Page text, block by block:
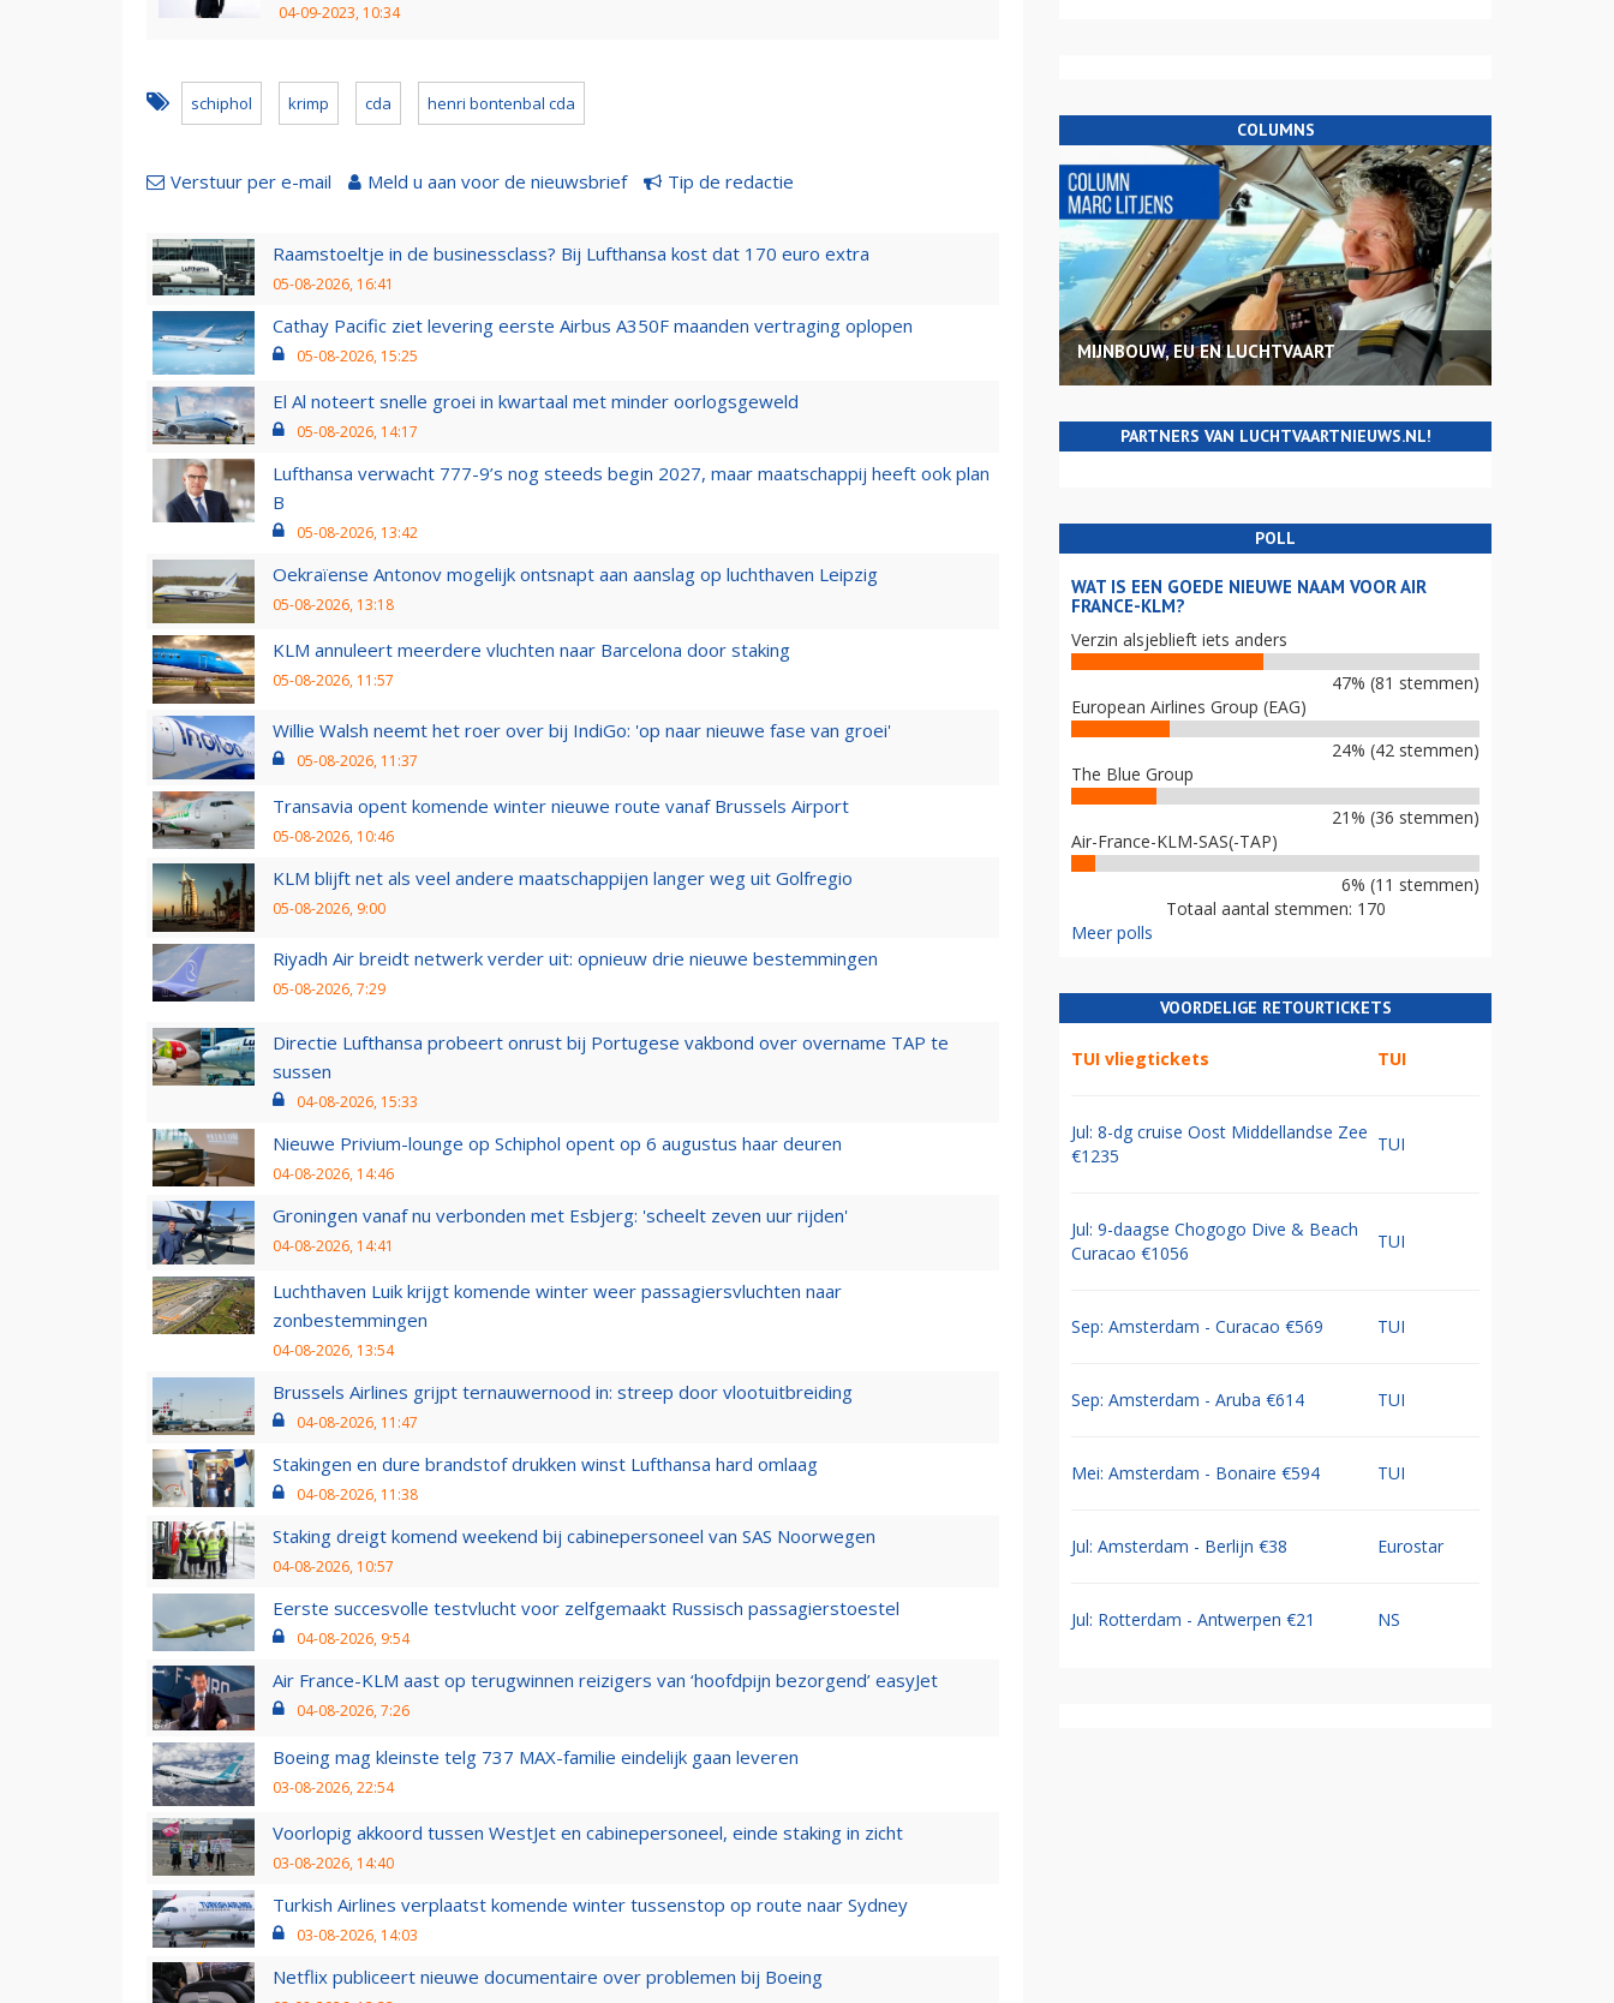
04-09-2023, 10:34
schiphol krimp cda henri bontenbal cda
Verstuur per e-mail Meld u aan voor de nieuwsbrief Tip de redactie
Raamstoeltje in de businessclass? Bij Lufthansa kost dat 170 euro extra
05-08-2026, 16:41
Cathay Pacific ziet levering eerste Airbus A350F maanden vertraging oplopen
05-08-2026, 15:25
El Al noteert snelle groei in kwartaal met minder oorlogsgeweld
05-08-2026, 14:17
Lufthansa verwacht 777-9’s nog steeds begin 2027, maar maatschappij heeft ook plan
B
05-08-2026, 13:42
Oekraïense Antonov mogelijk ontsnapt aan aanslag op luchthaven Leipzig
05-08-2026, 13:18
KLM annuleert meerdere vluchten naar Barcelona door staking
05-08-2026, 11:57
Willie Walsh neemt het roer over bij IndiGo: 'op naar nieuwe fase van groei'
05-08-2026, 11:37
Transavia opent komende winter nieuwe route vanaf Brussels Airport
05-08-2026, 10:46
KLM blijft net als veel andere maatschappijen langer weg uit Golfregio
05-08-2026, 9:00
Riyadh Air breidt netwerk verder uit: opnieuw drie nieuwe bestemmingen
05-08-2026, 7:29
Directie Lufthansa probeert onrust bij Portugese vakbond over overname TAP te
sussen
04-08-2026, 15:33
Nieuwe Privium-lounge op Schiphol opent op 6 augustus haar deuren
04-08-2026, 14:46
Groningen vanaf nu verbonden met Esbjerg: 'scheelt zeven uur rijden'
04-08-2026, 14:41
Luchthaven Luik krijgt komende winter weer passagiersvluchten naar
zonbestemmingen
04-08-2026, 13:54
Brussels Airlines grijpt ternauwernood in: streep door vlootuitbreiding
04-08-2026, 11:47
Stakingen en dure brandstof drukken winst Lufthansa hard omlaag
04-08-2026, 11:38
Staking dreigt komend weekend bij cabinepersoneel van SAS Noorwegen
04-08-2026, 10:57
Eerste succesvolle testvlucht voor zelfgemaakt Russisch passagierstoestel
04-08-2026, 9:54
Air France-KLM aast op terugwinnen reizigers van ‘hoofdpijn bezorgend’ easyJet
04-08-2026, 7:26
Boeing mag kleinste telg 737 MAX-familie eindelijk gaan leveren
03-08-2026, 22:54
Voorlopig akkoord tussen WestJet en cabinepersoneel, einde staking in zicht
03-08-2026, 14:40
Turkish Airlines verplaatst komende winter tussenstop op route naar Sydney
03-08-2026, 14:03
Netflix publiceert nieuwe documentaire over problemen bij Boeing
COLUMNS
MIJNBOUW, EU EN LUCHTVAART
PARTNERS VAN LUCHTVAARTNIEUWS.NL!
POLL
WAT IS EEN GOEDE NIEUWE NAAM VOOR AIR
FRANCE-KLM?
Verzin alsjeblieft iets anders
47% (81 stemmen)
European Airlines Group (EAG)
24% (42 stemmen)
The Blue Group
21% (36 stemmen)
Air-France-KLM-SAS(-TAP)
6% (11 stemmen)
Totaal aantal stemmen: 170
Meer polls
VOORDELIGE RETOURTICKETS
TUI vliegtickets TUI
Jul: 8-dg cruise Oost Middellandse Zee
€1235
TUI
Jul: 9-daagse Chogogo Dive & Beach
Curacao €1056
TUI
Sep: Amsterdam - Curacao €569 TUI
Sep: Amsterdam - Aruba €614 TUI
Mei: Amsterdam - Bonaire €594 TUI
Jul: Amsterdam - Berlijn €38 Eurostar
Jul: Rotterdam - Antwerpen €21 NS